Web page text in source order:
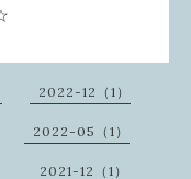
2022-12（1）
2022-05（1）
2021-12（1）